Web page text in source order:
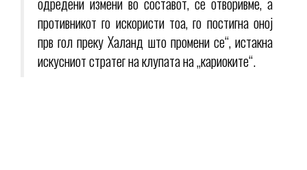
противникот го искористи тоа, го постигна оној
прв гол преку Халанд што промени се“, истакна
искусниот стратег на клупата на „кариоките“.